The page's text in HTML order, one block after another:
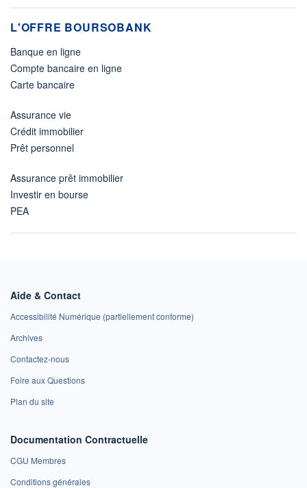
L'OFFRE BOURSOBANK
Banque en ligne
Compte bancaire en ligne
Carte bancaire
Assurance vie
Crédit immobilier
Prêt personnel
Assurance prêt immobilier
Investir en bourse
PEA
Aide & Contact
Accessibilité Numérique (partiellement conforme)
Archives
Contactez-nous
Foire aux Questions
Plan du site
Documentation Contractuelle
CGU Membres
Conditions générales